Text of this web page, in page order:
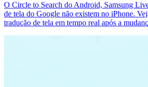
O Circle to Search do Android, Samsung
de tela do Google não existem no iPhone.
tradução de tela em tempo real após a